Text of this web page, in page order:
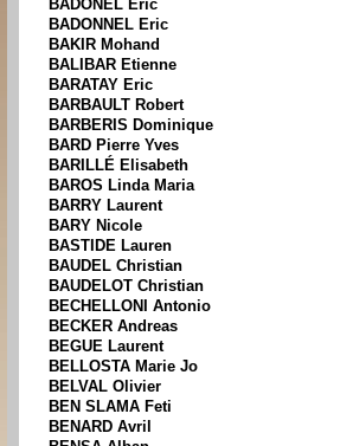
BADONEL Eric
BADONNEL Eric
BAKIR Mohand
BALIBAR Etienne
BARATAY Eric
BARBAULT Robert
BARBERIS Dominique
BARD Pierre Yves
BARILLÉ Elisabeth
BAROS Linda Maria
BARRY Laurent
BARY Nicole
BASTIDE Lauren
BAUDEL Christian
BAUDELOT Christian
BECHELLONI Antonio
BECKER Andreas
BEGUE Laurent
BELLOSTA Marie Jo
BELVAL Olivier
BEN SLAMA Feti
BENARD Avril